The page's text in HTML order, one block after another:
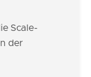
Scale-
der